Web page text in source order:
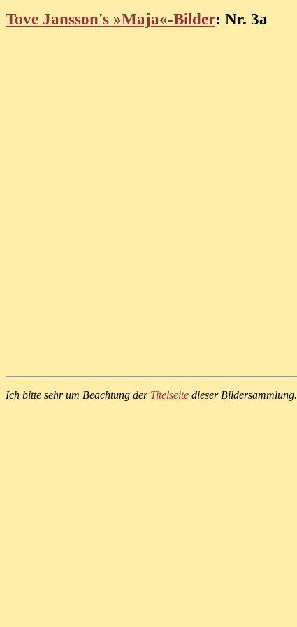
Tove Jansson's »Maja«-Bilder: Nr. 3a
Ich bitte sehr um Beachtung der Titelseite dieser Bildersammlung.